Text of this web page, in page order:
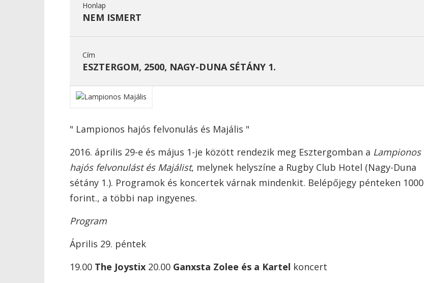
Honlap
NEM ISMERT
Cím
ESZTERGOM, 2500, NAGY-DUNA SÉTÁNY 1.
" Lampionos hajós felvonulás és Majális "
2016. április 29-e és május 1-je között rendezik meg Esztergomban a Lampionos
hajós felvonulást és Majálist, melynek helyszíne a Rugby Club Hotel (Nagy-Duna
sétány 1.). Programok és koncertek várnak mindenkit. Belépőjegy pénteken 1000
forint., a többi nap ingyenes.
Program
Április 29. péntek
19.00 The Joystix 20.00 Ganxsta Zolee és a Kartel koncert